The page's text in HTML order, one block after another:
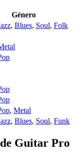
Género
, Blues, Soul, Folk
, Metal
, Blues, Soul, Funk
Guitar Pro